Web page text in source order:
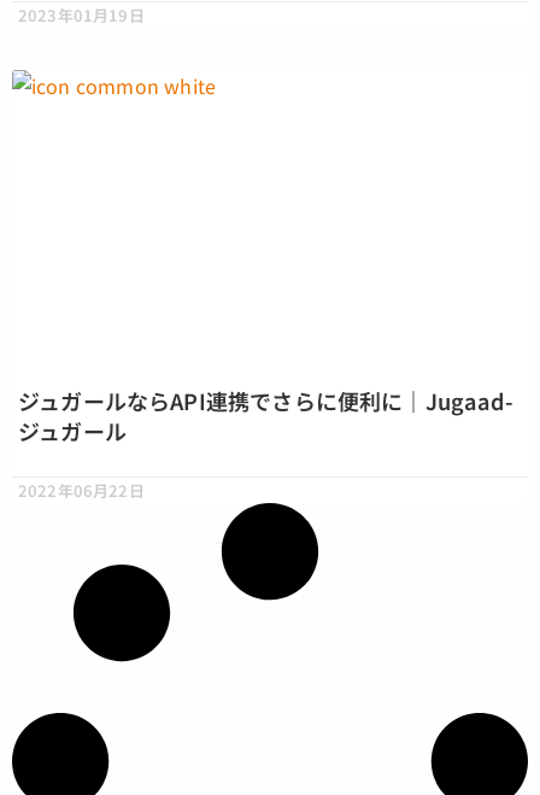
2023年01月19日
ジュガールならAPI連携でさらに便利に｜Jugaad-
ジュガール
2022年06月22日